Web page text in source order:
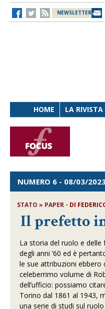
NEWSLETTER
HOME LA RIVISTA
NUMERO 6 - 08/03/
STATO » PAPER - DI
Il prefetto
La storia del ruolo e
degli anni ’60 ed è
le sue attribuzioni ebbero
celeberrimo volume di
dell’ufficio: possiamo
Torino dal 1861 al 1943,
una serie di studi sul